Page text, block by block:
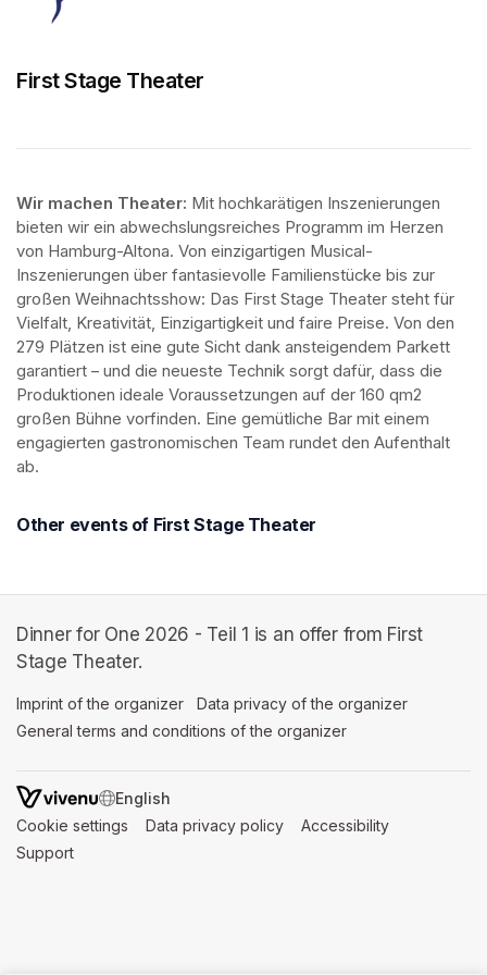
First Stage Theater
Wir machen Theater: Mit hochkarätigen Inszenierungen
bieten wir ein abwechslungsreiches Programm im Herzen
von Hamburg-Altona. Von einzigartigen Musical-
Inszenierungen über fantasievolle Familienstücke bis zur
großen Weihnachtsshow: Das First Stage Theater steht für
Vielfalt, Kreativität, Einzigartigkeit und faire Preise. Von den
279 Plätzen ist eine gute Sicht dank ansteigendem Parkett
garantiert – und die neueste Technik sorgt dafür, dass die
Produktionen ideale Voraussetzungen auf der 160 qm2
großen Bühne vorfinden. Eine gemütliche Bar mit einem
engagierten gastronomischen Team rundet den Aufenthalt
ab.
Other events of First Stage Theater
Dinner for One 2026 - Teil 1 is an offer from First
Stage Theater.
Imprint of the organizer (opens in a new tab)
Data privacy of the organizer
General terms and conditions of the organizer
SWITCH LANGUAGE
Cookie settings (opens in a new tab)
Data privacy policy (opens in a new tab)
Accessibility
Support